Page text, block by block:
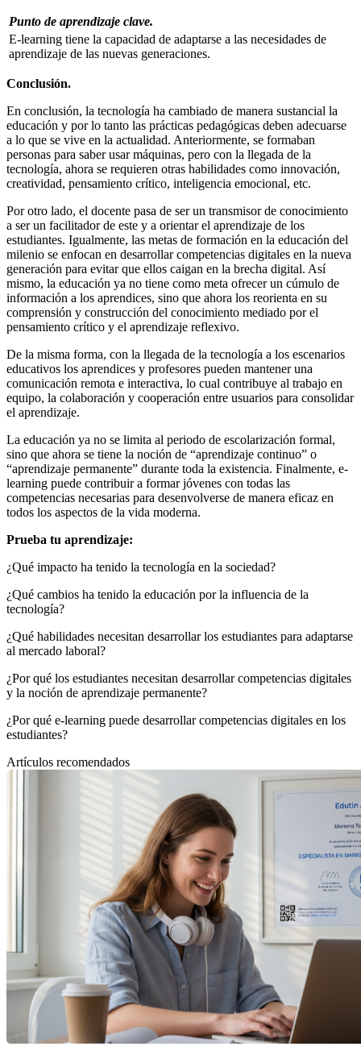
Punto de aprendizaje clave.
E-learning tiene la capacidad de adaptarse a las necesidades de
aprendizaje de las nuevas generaciones.
Conclusión.
En conclusión, la tecnología ha cambiado de manera sustancial la
educación y por lo tanto las prácticas pedagógicas deben adecuarse
a lo que se vive en la actualidad. Anteriormente, se formaban
personas para saber usar máquinas, pero con la llegada de la
tecnología, ahora se requieren otras habilidades como innovación,
creatividad, pensamiento crítico, inteligencia emocional, etc.
Por otro lado, el docente pasa de ser un transmisor de conocimiento
a ser un facilitador de este y a orientar el aprendizaje de los
estudiantes. Igualmente, las metas de formación en la educación del
milenio se enfocan en desarrollar competencias digitales en la nueva
generación para evitar que ellos caigan en la brecha digital. Así
mismo, la educación ya no tiene como meta ofrecer un cúmulo de
información a los aprendices, sino que ahora los reorienta en su
comprensión y construcción del conocimiento mediado por el
pensamiento crítico y el aprendizaje reflexivo.
De la misma forma, con la llegada de la tecnología a los escenarios
educativos los aprendices y profesores pueden mantener una
comunicación remota e interactiva, lo cual contribuye al trabajo en
equipo, la colaboración y cooperación entre usuarios para consolidar
el aprendizaje.
La educación ya no se limita al periodo de escolarización formal,
sino que ahora se tiene la noción de “aprendizaje continuo” o
“aprendizaje permanente” durante toda la existencia. Finalmente, e-
learning puede contribuir a formar jóvenes con todas las
competencias necesarias para desenvolverse de manera eficaz en
todos los aspectos de la vida moderna.
Prueba tu aprendizaje:
¿Qué impacto ha tenido la tecnología en la sociedad?
¿Qué cambios ha tenido la educación por la influencia de la
tecnología?
¿Qué habilidades necesitan desarrollar los estudiantes para adaptarse
al mercado laboral?
¿Por qué los estudiantes necesitan desarrollar competencias digitales
y la noción de aprendizaje permanente?
¿Por qué e-learning puede desarrollar competencias digitales en los
estudiantes?
Artículos recomendados